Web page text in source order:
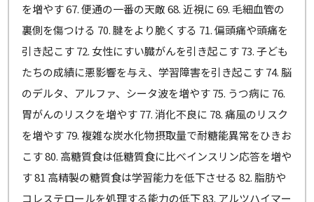
を増やす 67. 便通の一番の天敵 68. 近視に 69. 毛細血管の
裏側を傷つける 70. 腱をより脆くする 71. 偏頭痛や頭痛を
引き起こす 72. 女性にすい臓がんを引き起こす 73. 子ども
たちの成績に悪影響を与え、学習障害を引き起こす 74. 脳
のデルタ、アルファ、シータ波を増やす 75. うつ病に 76.
胃がんのリスクを増やす 77. 消化不良に 78. 痛風のリスク
を増やす 79. 複雑な炭水化物摂取量で耐糖能異常をひきお
こす 80. 高糖質食は低糖質食に比べインスリン応答を増や
す 81 高精製の糖質食は学習能力を低下させる 82. 脂肪や
コレステロールを処理する能力の低下 83. アルツハイマー